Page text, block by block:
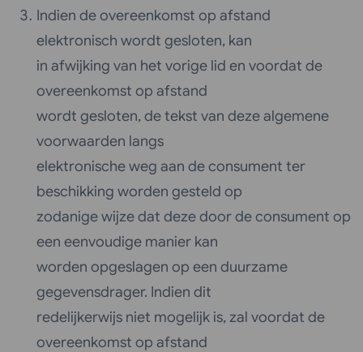
Indien de overeenkomst op afstand
elektronisch wordt gesloten, kan
in afwijking van het vorige lid en voordat de
overeenkomst op afstand
wordt gesloten, de tekst van deze algemene
voorwaarden langs
elektronische weg aan de consument ter
beschikking worden gesteld op
zodanige wijze dat deze door de consument op
een eenvoudige manier kan
worden opgeslagen op een duurzame
gegevensdrager. Indien dit
redelijkerwijs niet mogelijk is, zal voordat de
overeenkomst op afstand